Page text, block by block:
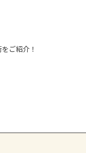
ご紹介！